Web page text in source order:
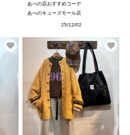
あべの店おすすめコーデ
あべのキューズモール店
25/12/02